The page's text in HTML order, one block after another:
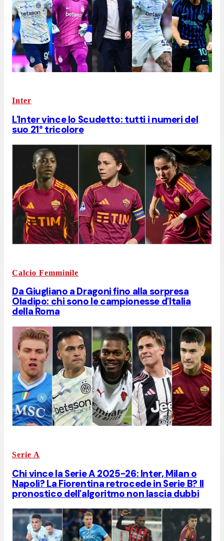
Inter
L'Inter vince lo Scudetto: tutti i numeri del
suo 21° tricolore
Calcio Femminile
Da Giugliano a Dragoni fino alla sorpresa
Oladipo: chi sono le campionesse d'Italia
della Roma
Serie A
Chi vince la Serie A 2025-26: Inter, Milan o
Napoli? La Fiorentina retrocede in Serie B? Il
pronostico dell'algoritmo non lascia dubbi